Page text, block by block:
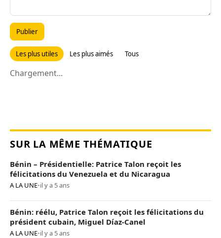
Publier
Les plus utiles Les plus aimés Tous
Chargement...
SUR LA MÊME THÉMATIQUE
Bénin – Présidentielle: Patrice Talon reçoit les
félicitations du Venezuela et du Nicaragua
A LA UNE•il y a 5 ans
Bénin: réélu, Patrice Talon reçoit les félicitations du
président cubain, Miguel Díaz-Canel
A LA UNE•il y a 5 ans